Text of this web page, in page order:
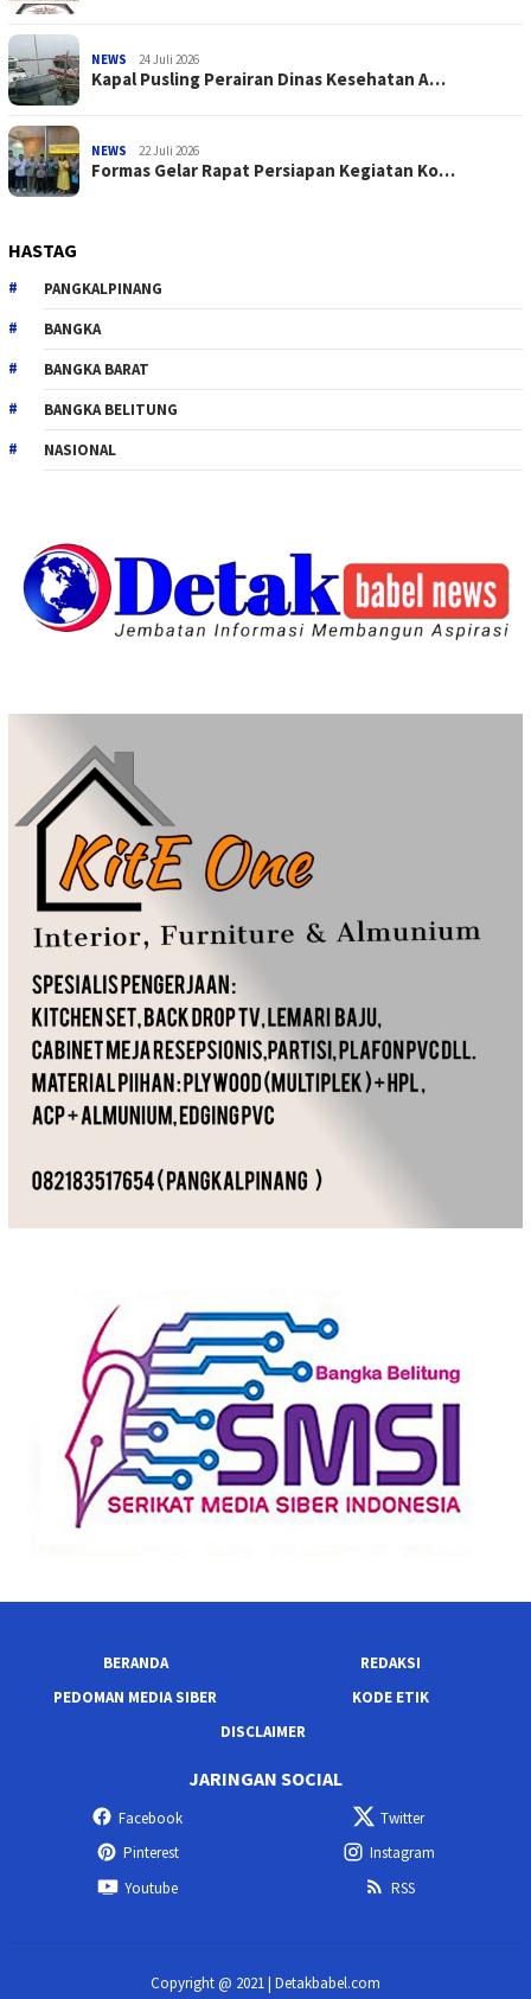
NEWS 24 Juli 2026
Kapal Pusling Perairan Dinas Kesehatan A…
NEWS 22 Juli 2026
Formas Gelar Rapat Persiapan Kegiatan Ko…
HASTAG
PANGKALPINANG
BANGKA
BANGKA BARAT
BANGKA BELITUNG
NASIONAL
BERANDA
REDAKSI
PEDOMAN MEDIA SIBER
KODE ETIK
DISCLAIMER
JARINGAN SOCIAL
Facebook
Twitter
Pinterest
Instagram
Youtube
RSS
Copyright @ 2021 | Detakbabel.com